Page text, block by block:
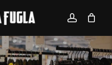
account